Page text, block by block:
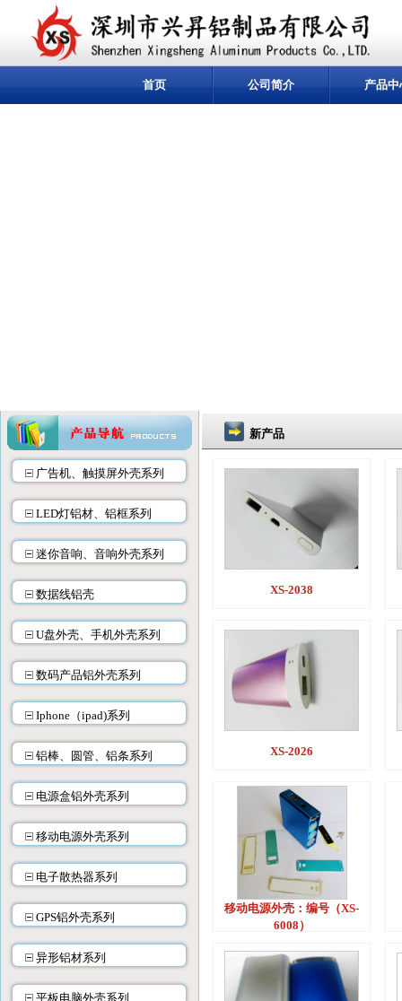
首页 公司简介 产品中
广告机、触摸屏外壳系列
LED灯铝材、铝框系列
迷你音响、音响外壳系列
数据线铝壳
U盘外壳、手机外壳系列
数码产品铝外壳系列
Iphone（ipad)系列
铝棒、圆管、铝条系列
电源盒铝外壳系列
移动电源外壳系列
电子散热器系列
GPS铝外壳系列
异形铝材系列
平板电脑外壳系列
新产品
XS-2038
XS-2026
移动电源外壳：编号（XS-
6008）